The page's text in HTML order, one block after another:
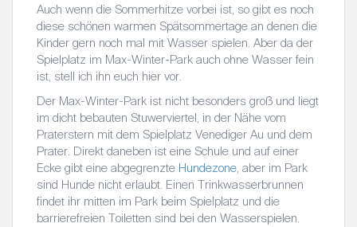
Auch wenn die Sommerhitze vorbei ist, so gibt es noch
diese schönen warmen Spätsommertage an denen die
Kinder gern noch mal mit Wasser spielen. Aber da der
Spielplatz im Max-Winter-Park auch ohne Wasser fein
ist, stell ich ihn euch hier vor.
Der Max-Winter-Park ist nicht besonders groß und liegt
im dicht bebauten Stuwerviertel, in der Nähe vom
Praterstern mit dem Spielplatz Venediger Au und dem
Prater. Direkt daneben ist eine Schule und auf einer
Ecke gibt eine abgegrenzte Hundezone, aber im Park
sind Hunde nicht erlaubt. Einen Trinkwasserbrunnen
findet ihr mitten im Park beim Spielplatz und die
barrierefreien Toiletten sind bei den Wasserspielen.